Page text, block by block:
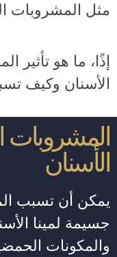
مثل المشروبات
إذًا، ما هو تأثير
الأسنان وكيف
الأسنان
يمكن أن تسبب
جسيمة لمينا
والمكونات